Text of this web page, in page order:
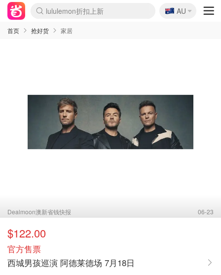
lululemon折扣上新
Sasa美妆护肤3.5折
SSENSE年中3折
FreshBeauty好价汇总
Cettire降价+叠9折
Farfetch折上8折
WWS Coles超市实拍
viagogo二手票捡漏
Myer清仓1折起
The Outnet奢牌1折起
David Jones 3折起
Flannels大牌1折
Perfumes Club护肤1折
AMIRO返校季6.2折
Oweek抽奖送Airpods
Amazon折扣汇总
eToro入金$200送$50
Amazon数码好物
ICONIC本周7.5折
ThedoubleF高奢地板价
Moose Knuckles 6折
丝芙兰5折起
EUFY官网3.7折起
Selenichast首饰2折
Trip机票酒店促销
YSL送5件彩妆礼
Amazon家居好物
BIGBANG巡演开票
David Jones时尚3折
Amazon美妆护肤
雅漾大喷$8
过敏原检测盒$33
伊索独家赠50ml沐浴露
科颜氏清仓3折
SEALIFE海洋馆门票6折
丝塔芙大白罐$16
订阅Newsletter送香薰
Cult Beauty 6.8折
Harrods圣诞日历2.3折
LN-CC奢牌私促3折
d'Alba空姐喷雾$16
EVE LOM套装逆天2折
Bernardelli独家4折
Adore Beauty 6折起
CT圣诞日历
Mytheresa奢品2.7折
Luxury Escapes 9折
Currentbody美容仪9折
卡诗9折+赠4件礼
MOON Garden Live
ALLSAINTS美衣3折
Roborock扫地机3.7折
Tingo Life水杯$24
Valentino官网5折
CR洗发护发6.3折
🇦🇺
AU
首页 抢好货 家居
Dealmoon澳新省钱快报 06-23
$122.00
官方售票
西城男孩巡演 阿德莱德场 7月18日